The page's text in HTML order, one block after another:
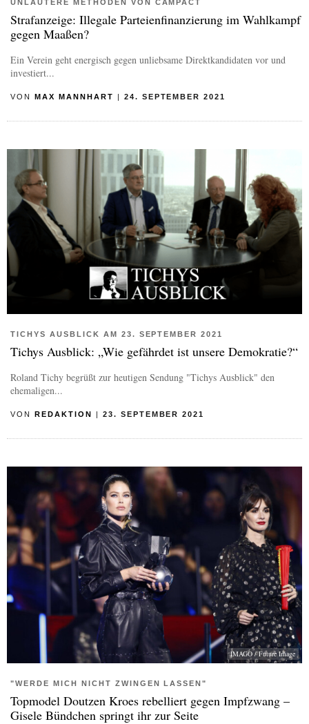
UNLAUTERE METHODEN VON CAMPACT
Strafanzeige: Illegale Parteienfinanzierung im Wahlkampf
gegen Maaßen?
Ein Verein geht energisch gegen unliebsame Direktkandidaten vor und
investiert...
VON MAX MANNHART | 24. SEPTEMBER 2021
TICHYS AUSBLICK AM 23. SEPTEMBER 2021
Tichys Ausblick: „Wie gefährdet ist unsere Demokratie?“
Roland Tichy begrüßt zur heutigen Sendung "Tichys Ausblick" den
ehemaligen...
VON REDAKTION | 23. SEPTEMBER 2021
IMAGO / Future Image
"WERDE MICH NICHT ZWINGEN LASSEN"
Topmodel Doutzen Kroes rebelliert gegen Impfzwang –
Gisele Bündchen springt ihr zur Seite